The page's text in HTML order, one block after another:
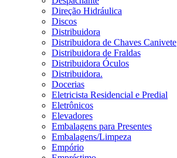
Direção Hidráulica
Discos
Distribuidora
Distribuidora de Chaves Canivete
Distribuidora de Fraldas
Distribuidora Óculos
Distribuidora.
Docerias
Eletricista Residencial e Predial
Eletrônicos
Elevadores
Embalagens para Presentes
Embalagens/Limpeza
Empório